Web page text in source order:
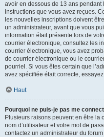
avoir en dessous de 13 ans pendant
instructions que vous avez reçues.
les nouvelles inscriptions doivent
un administrateur, avant que vous
information était présente lors de
courrier électronique, consultez les
courrier électronique, vous avez
de courrier électronique ou le
pourriel. Si vous êtes certain que
avez spécifiée était correcte,
Haut
Pourquoi ne puis-je pas me
Plusieurs raisons peuvent en être la
nom d’utilisateur et votre mot de
contactez un administrateur du